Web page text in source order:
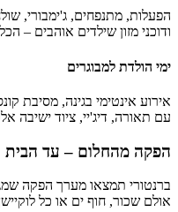
הפעלות, מתנפחים, ג'ימבורי,
ודוכני מזון שילדים אוהבים – הכל
ימי הולדת למבוגרים
אירוע אינטימי בגינה, מסיבת
עם תאורה, דיג'יי, ציוד ישיבה
הפקה מהחלום – עד הבית
ברנטורי תמצאו מערך הפקה
אולם שכור, חוף ים או כל